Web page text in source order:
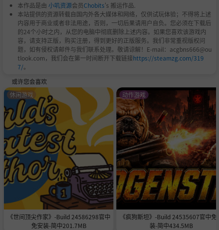
技能树
你可以从100多种技能中选择适合你的技能，创造你独自的
角色。擅长生产的，擅长大剑的，擅长自动化的，根据你自
己的游玩方法选择适合自己的技能，来探索这个世界吧！
人物制作
性别，种族，发型，眼睛，脸，肤色，胡子，脸部涂饰。。
你可以在此游戏中创造出属于你的古神！
多人运动
本游戏可以进行多人协作运动。你可以在此游戏中叫上三两
朋友，游山玩水迷宫探险，亦可天马行空建筑世界，也可太
公钓鱼愿者上钩，如何游玩任君想象。
本作品是由 小叽资源会员Chobits's 搬运作品.
本站提供的资源转载自国内外各大媒体和网络，仅供试玩体验；不得将上述
内容用于商业或者非法用途，否则，一切后果请用户自负。您必须在下载后
的24个小时之内，从您的电脑中彻底删除上述内容。如果您喜欢该游戏内
容，请支持正版，购买注册，得到更好的正版服务。我们非常重视版权问
题，如有侵权请邮件与我们联系处理。敬请谅解！E-mail：acgbns666@ou
tlook.com，我们会在第一时间断开下载链接https://steamzg.com/319
7/。
或许您会喜欢
《世间顶尖作家》-Build 24586298官中
免安装-简中201.7MB
休闲游戏
《疯狗斯坦》-Build 24535607官中免
装-简中434.5MB
动作游戏